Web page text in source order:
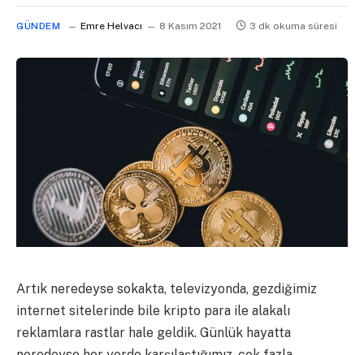
GÜNDEM Emre Helvacı 8 Kasım 2021 3 dk okuma süresi
Artık neredeyse sokakta, televizyonda, gezdiğimiz
internet sitelerinde bile kripto para ile alakalı
reklamlara rastlar hale geldik. Günlük hayatta